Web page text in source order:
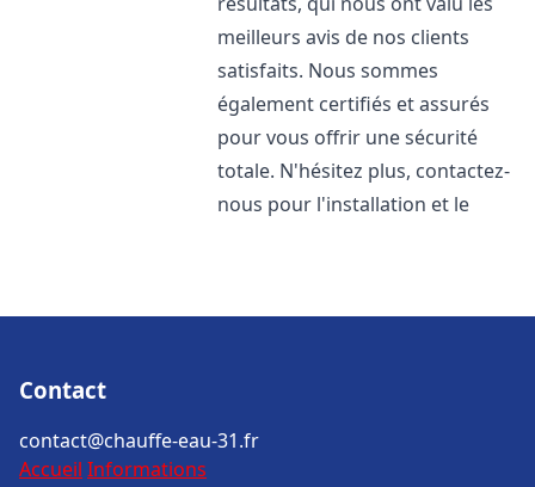
meilleurs avis de nos clients
satisfaits. Nous sommes
également certifiés et assurés
pour vous offrir une sécurité
totale. N'hésitez plus, contactez-
nous pour l'installation et le
Contact
contact@chauffe-eau-31.fr
Accueil Informations